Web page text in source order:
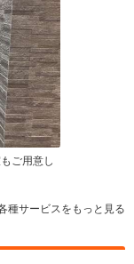
ご用意し
種サービスをもっと見る